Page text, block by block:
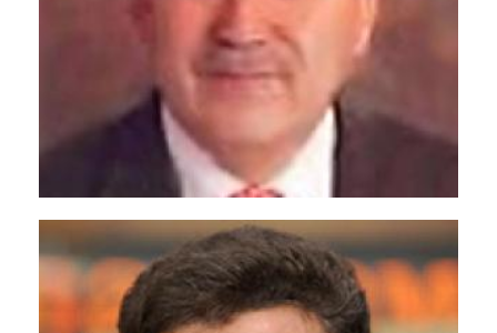
Кайрат Кожамжаров
<p>Экс-председатель Финансовой полиции,
Секретарь Совета Безопасности Республики
Казахстан</p>